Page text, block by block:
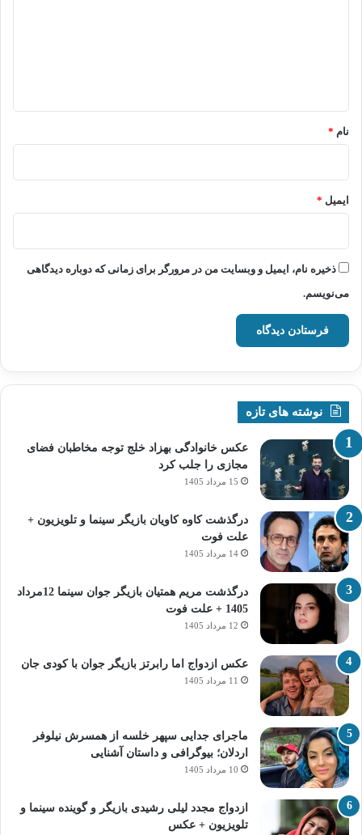
نام *
ایمیل *
ذخیره نام، ایمیل و وبسایت من در مرورگر برای زمانی که دوباره دیدگاهی
می‌نویسم.
نوشته های تازه
عکس خانوادگی بهزاد خلج توجه مخاطبان فضای
مجازی را جلب کرد
15 مرداد 1405
درگذشت کاوه کاویان بازیگر سینما و تلویزیون +
علت فوت
14 مرداد 1405
درگذشت مریم همتیان بازیگر جوان سینما 12مرداد
1405 + علت فوت
12 مرداد 1405
عکس ازدواج اما رابرتز بازیگر جوان با کودی جان
11 مرداد 1405
ماجرای جدایی سپهر خلسه از همسرش نیلوفر
اردلان؛ بیوگرافی و داستان آشنایی
10 مرداد 1405
ازدواج مجدد لیلی رشیدی بازیگر و گوینده سینما و
تلویزیون + عکس